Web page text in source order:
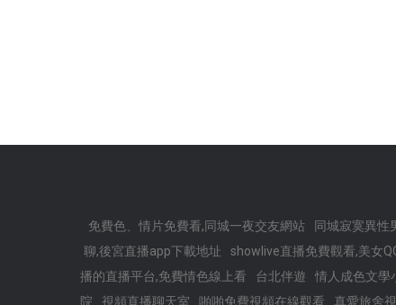
免費色、情片免費看,同城一夜交友網站 同城寂寞異性
聊,後宮直播app下載地址
showlive直播免費觀看,美女
播的直播平台,免費情色線上看
台北伴遊 情人成色文學
院
視頻直播聊天室 啪啪免費視頻在線觀看 真愛旅舍